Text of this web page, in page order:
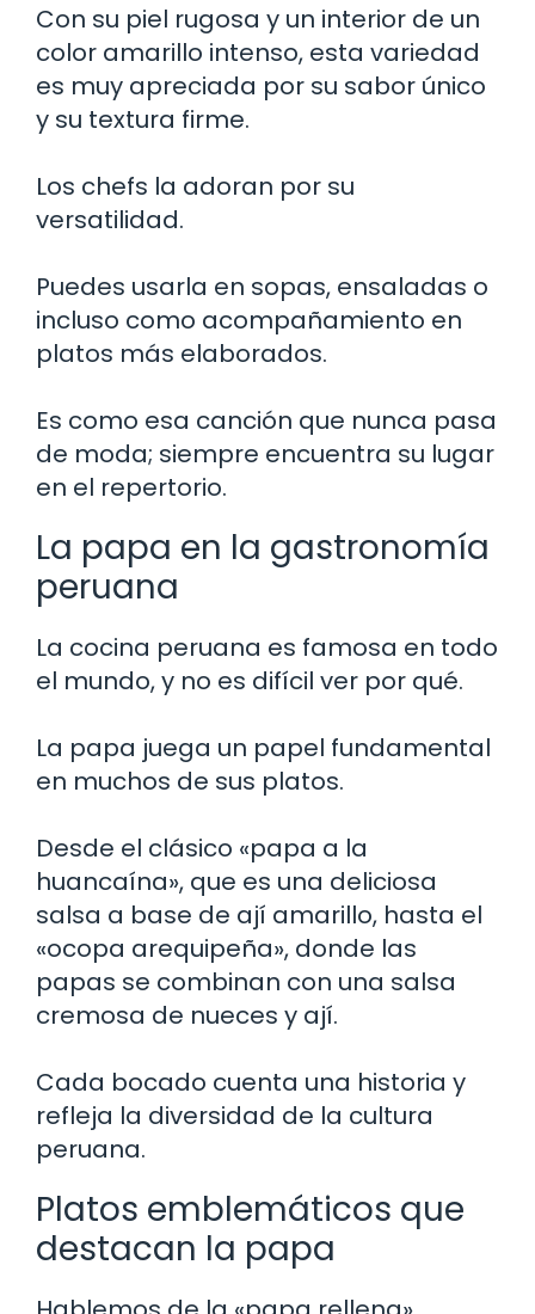
Con su piel rugosa y un interior de un
color amarillo intenso, esta variedad
es muy apreciada por su sabor único
y su textura firme.
Los chefs la adoran por su
versatilidad.
Puedes usarla en sopas, ensaladas o
incluso como acompañamiento en
platos más elaborados.
Es como esa canción que nunca pasa
de moda; siempre encuentra su lugar
en el repertorio.
La papa en la gastronomía
peruana
La cocina peruana es famosa en todo
el mundo, y no es difícil ver por qué.
La papa juega un papel fundamental
en muchos de sus platos.
Desde el clásico «papa a la
huancaína», que es una deliciosa
salsa a base de ají amarillo, hasta el
«ocopa arequipeña», donde las
papas se combinan con una salsa
cremosa de nueces y ají.
Cada bocado cuenta una historia y
refleja la diversidad de la cultura
peruana.
Platos emblemáticos que
destacan la papa